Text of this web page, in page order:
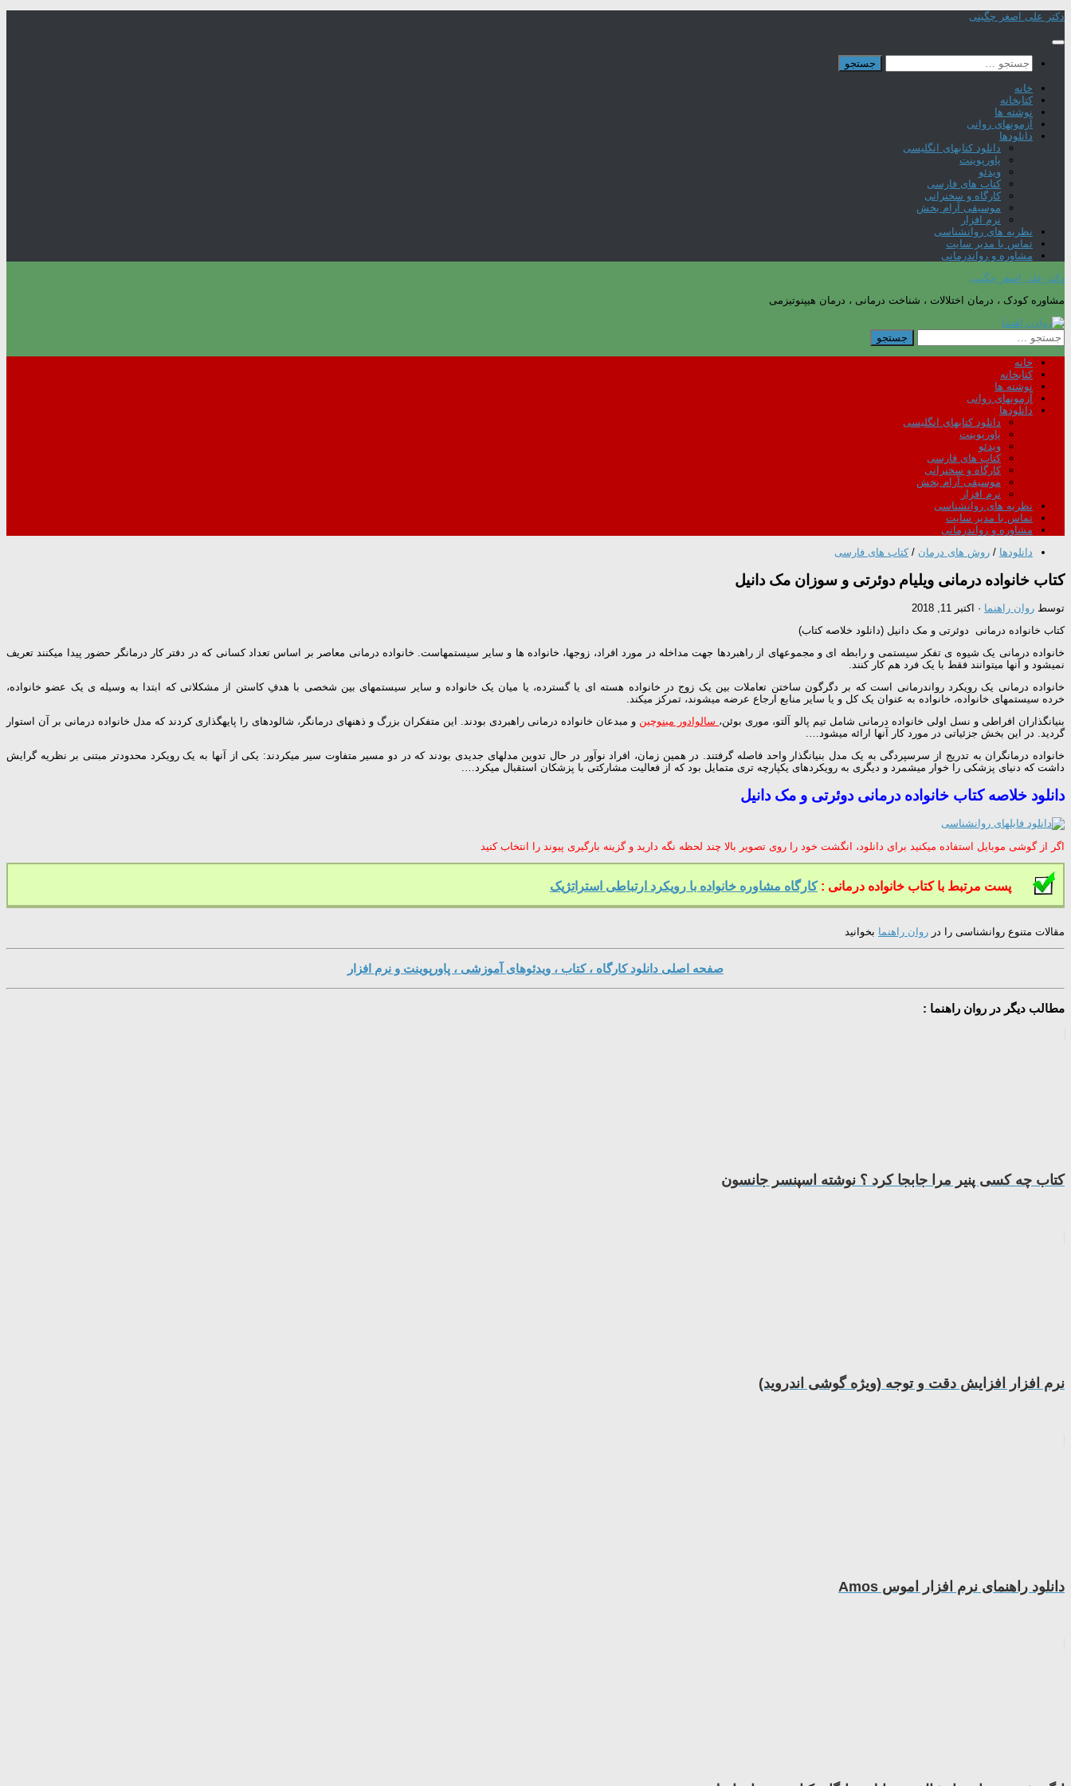
Skip
content
دکتر علی اصغر چگینی
جستجو
برای:
خانه
کتابخانه
نوشته ها
آزمونهای روانی
دانلودها
دانلود کتابهای انگلیسی
پاورپوینت
ویدئو
کتاب های فارسی
کارگاه و سخنرانی
موسیقی آرام بخش
نرم افزار
نظریه های روانشناسی
تماس با مدیر سایت
مشاوره و رواندرمانی
دکتر علی اصغر چگینی
مشاوره کودک ، درمان اختلالات ، شناخت درمانی ، درمان هیپنوتیزمی
جستجو
برای:
خانه
کتابخانه
نوشته ها
آزمونهای روانی
دانلودها
دانلود کتابهای انگلیسی
پاورپوینت
ویدئو
کتاب های فارسی
کارگاه و سخنرانی
موسیقی آرام بخش
نرم افزار
نظریه های روانشناسی
تماس با مدیر سایت
مشاوره و رواندرمانی
دانلودها / روش های درمان / کتاب های فارسی
کتاب خانواده درمانی ویلیام دوئرتی و سوزان مک دانیل
توسط روان راهنما · اکتبر 11, 2018
کتاب خانواده درمانی دوئرتی و مک دانیل (دانلود خلاصه کتاب)
خانواده درمانی یک شیوه ی تفکر سیستمی و رابطه ای و مجموعهای از راهبردها جهت مداخله در مورد افراد، زوجها، خانواده ها و سایر سیستمهاست. خانواده درمانی معاصر بر اساس تعداد کسانی که در دفتر کار درمانگر حضور پیدا میکنند تعریف
نمیشود و آنها میتوانند فقط با یک فرد هم کار کنند.
خانواده درمانی یک رویکرد رواندرمانی است که بر دگرگون ساختن تعاملات بین یک زوج در خانواده هسته ای یا گسترده، یا میان یک خانواده و سایر سیستمهای بین شخصی با هدفِ کاستن از مشکلاتی که ابتدا به وسیله ی یک عضو خانواده،
خرده سیستمهای خانواده، خانواده به عنوان یک کل و یا سایر منابع ارجاع عرضه میشوند، تمرکز میکند.
بنیانگذاران افراطی و نسل اولی خانواده درمانی شامل تیم پالو آلتو، موری بوئن، سالوادور مینوچین و مبدعان خانواده درمانی راهبردی بودند. این متفکران بزرگ و ذهنهای درمانگر، شالودهای را پایهگذاری کردند که مدل خانواده درمانی بر آن استوار
گردید. در این بخش جزئیاتی در مورد کار آنها ارائه میشود….
خانواده درمانگران به تدریج از سرسپردگی به یک مدل بنیانگذار واحد فاصله گرفتند. در همین زمان، افراد نوآور در حال تدوین مدلهای جدیدی بودند که در دو مسیر متفاوت سیر میکردند: یکی از آنها به یک رویکرد محدودتر مبتنی بر نظریه گرایش
داشت که دنیای پزشکی را خوار میشمرد و دیگری به رویکردهای یکپارچه تری متمایل بود که از فعالیت مشارکتی با پزشکان استقبال میکرد….
دانلود خلاصه کتاب خانواده درمانی دوئرتی و مک دانیل
اگر از گوشی موبایل استفاده میکنید برای دانلود، انگشت خود را روی تصویر بالا چند لحظه نگه دارید و گزینه بارگیری پیوند را انتخاب کنید
پست مرتبط با کتاب خانواده درمانی :کارگاه مشاوره خانواده با رویکرد ارتباطی استراتژیک
مقالات متنوع روانشناسی را در روان راهنما بخوانید
صفحه اصلی دانلود کارگاه ، کتاب ، ویدئوهای آموزشی ، پاورپوینت و نرم افزار
مطالب دیگر در روان راهنما :
کتاب چه کسی پنير مرا جابجا کرد ؟ نوشته اسپنسر جانسون
نرم افزار افزایش دقت و توجه (ویژه گوشی اندروید)
دانلود راهنمای نرم افزار اموس Amos